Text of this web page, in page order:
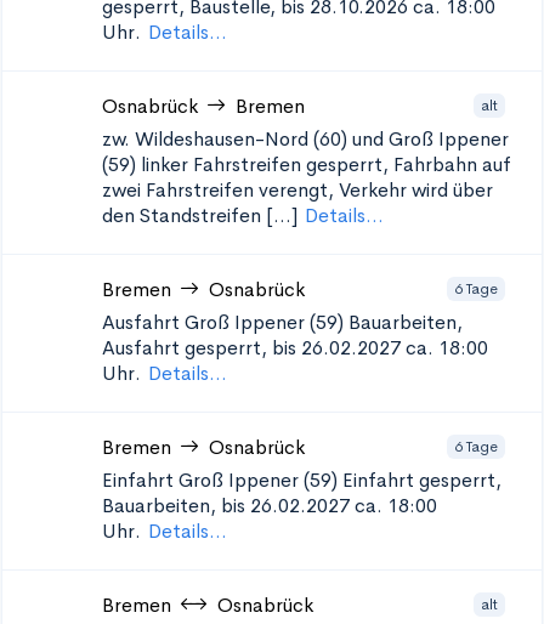
gesperrt, Baustelle, bis 28.10.2026 ca. 18:00
Uhr. Details...
Osnabrück Bremen alt
zw. Wildeshausen-Nord (60) und Groß Ippener
(59) linker Fahrstreifen gesperrt, Fahrbahn auf
zwei Fahrstreifen verengt, Verkehr wird über
den Standstreifen [...] Details...
Bremen Osnabrück 6 Tage
Ausfahrt Groß Ippener (59) Bauarbeiten,
Ausfahrt gesperrt, bis 26.02.2027 ca. 18:00
Uhr. Details...
Bremen Osnabrück 6 Tage
Einfahrt Groß Ippener (59) Einfahrt gesperrt,
Bauarbeiten, bis 26.02.2027 ca. 18:00
Uhr. Details...
Bremen Osnabrück alt